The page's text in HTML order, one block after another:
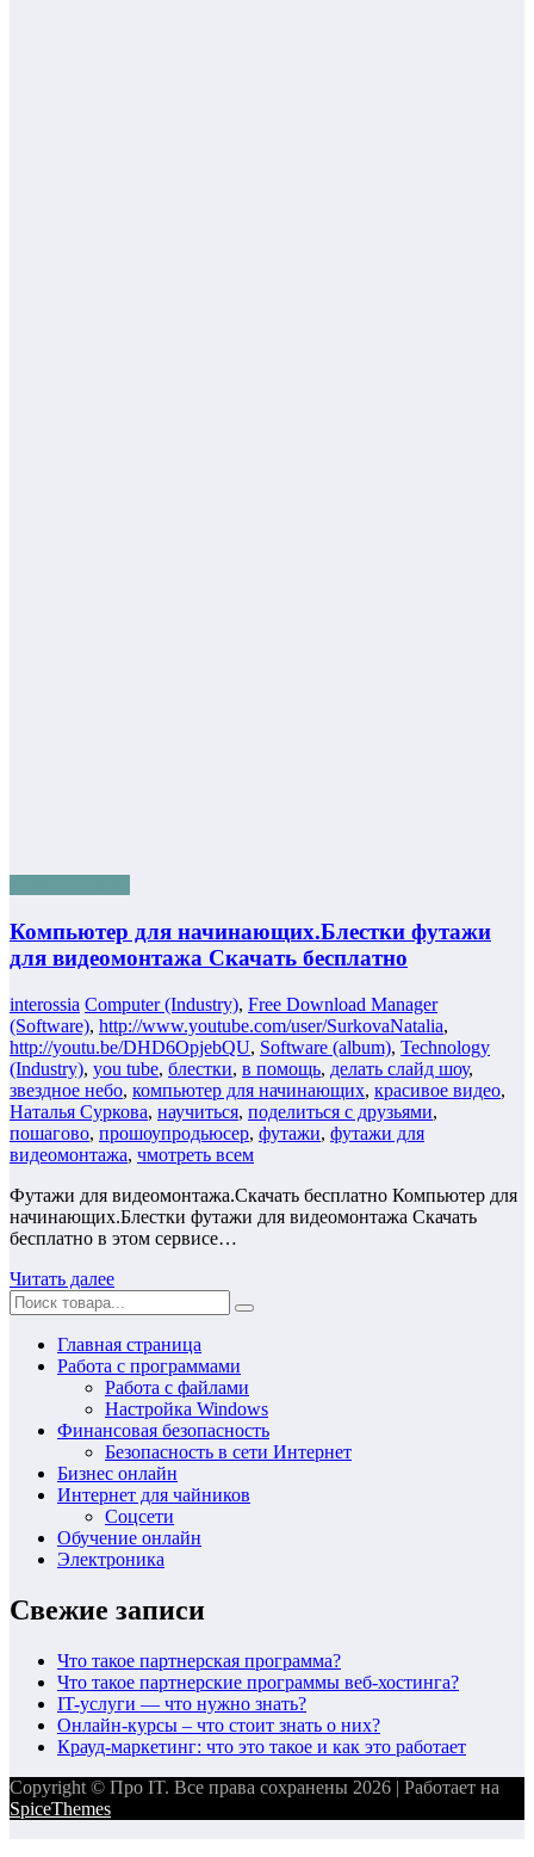
Компьютер для начинающих.Блестки футажи
для видеомонтажа Скачать бесплатно
interossia Computer (Industry), Free Download Manager
(Software), http://www.youtube.com/user/SurkovaNatalia,
http://youtu.be/DHD6OpjebQU, Software (album), Technology
(Industry), you tube, блестки, в помощь, делать слайд шоу,
звездное небо, компьютер для начинающих, красивое видео,
Наталья Суркова, научиться, поделиться с друзьями,
пошагово, прошоупродьюсер, футажи, футажи для
видеомонтажа, чмотреть всем
Футажи для видеомонтажа.Скачать бесплатно Компьютер для
начинающих.Блестки футажи для видеомонтажа Скачать
бесплатно в этом сервисе…
Читать далее
Главная страница
Работа с программами
Работа с файлами
Настройка Windows
Финансовая безопасность
Безопасность в сети Интернет
Бизнес онлайн
Интернет для чайников
Соцсети
Обучение онлайн
Электроника
Свежие записи
Что такое партнерская программа?
Что такое партнерские программы веб-хостинга?
IT-услуги — что нужно знать?
Онлайн-курсы – что стоит знать о них?
Крауд-маркетинг: что это такое и как это работает
Copyright © Про IT. Все права сохранены 2026 | Работает на
SpiceThemes